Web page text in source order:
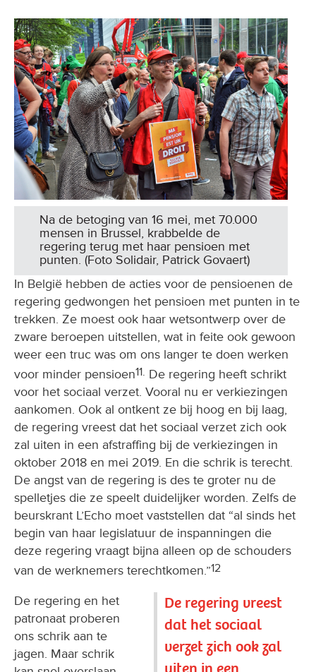
Na de betoging van 16 mei, met 70.000
mensen in Brussel, krabbelde de
regering terug met haar pensioen met
punten. (Foto Solidair, Patrick Govaert)
In België hebben de acties voor de pensioenen de
regering gedwongen het pensioen met punten in te
trekken. Ze moest ook haar wetsontwerp over de
zware beroepen uitstellen, wat in feite ook gewoon
weer een truc was om ons langer te doen werken
voor minder pensioen11. De regering heeft schrikt
voor het sociaal verzet. Vooral nu er verkiezingen
aankomen. Ook al ontkent ze bij hoog en bij laag,
de regering vreest dat het sociaal verzet zich ook
zal uiten in een afstraffing bij de verkiezingen in
oktober 2018 en mei 2019. En die schrik is terecht.
De angst van de regering is des te groter nu de
spelletjes die ze speelt duidelijker worden. Zelfs de
beurskrant L’Echo moet vaststellen dat “al sinds het
begin van haar legislatuur de inspanningen die
deze regering vraagt bijna alleen op de schouders
van de werknemers terechtkomen.”12
De regering vreest
dat het sociaal
verzet zich ook zal
De regering en het
patronaat proberen
ons schrik aan te
jagen. Maar schrik